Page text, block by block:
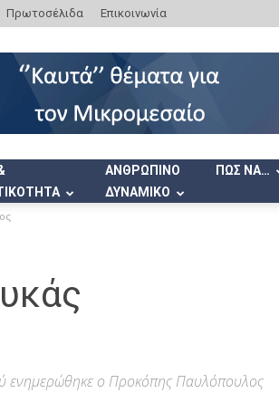
Πρωτοσέλιδα Επικοινωνία
ΑΝΘΡΩΠΙΝΟ
ΔΥΝΑΜΙΚΟ
ΠΩΣ ΝΑ…
ενημερώθηκε ο Προκόπης Παυλόπουλος